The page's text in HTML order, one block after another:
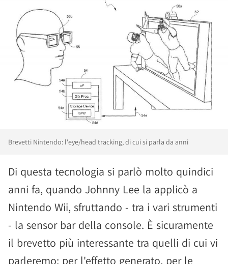
Brevetti Nintendo: l'eye/head tracking, di cui si parla da anni
Di questa tecnologia si parlò molto quindici
anni fa, quando Johnny Lee la applicò a
Nintendo Wii, sfruttando - tra i vari strumenti
- la sensor bar della console. È sicuramente
il brevetto più interessante tra quelli di cui vi
parleremo: per l'effetto generato, per le